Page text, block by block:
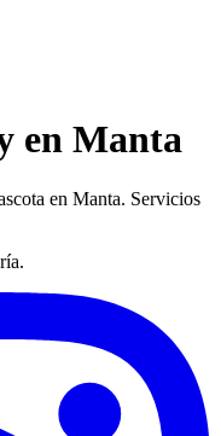
en Manta
en Manta. Servicios